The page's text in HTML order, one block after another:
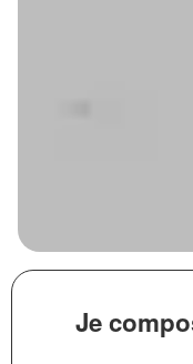
Je